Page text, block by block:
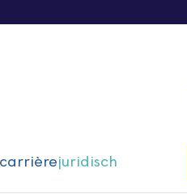
carrièrejuridisch